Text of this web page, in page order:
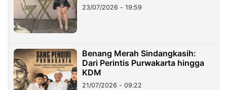
23/07/2026 - 19:59
Benang Merah Sindangkasih:
Dari Perintis Purwakarta hingga
KDM
21/07/2026 - 09:22